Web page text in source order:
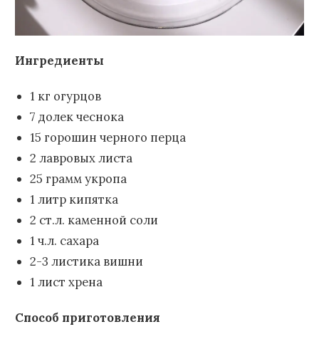
Ингредиенты
1 кг огурцов
7 долек чеснока
15 горошин черного перца
2 лавровых листа
25 грамм укропа
1 литр кипятка
2 ст.л. каменной соли
1 ч.л. сахара
2-3 листика вишни
1 лист хрена
Способ приготовления